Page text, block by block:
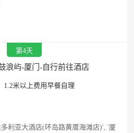
第4天
浪屿-厦门-自行前往酒店
1.2米以上费用早餐自理
利亚大酒店(环岛路黄厝海滩店)', '厦